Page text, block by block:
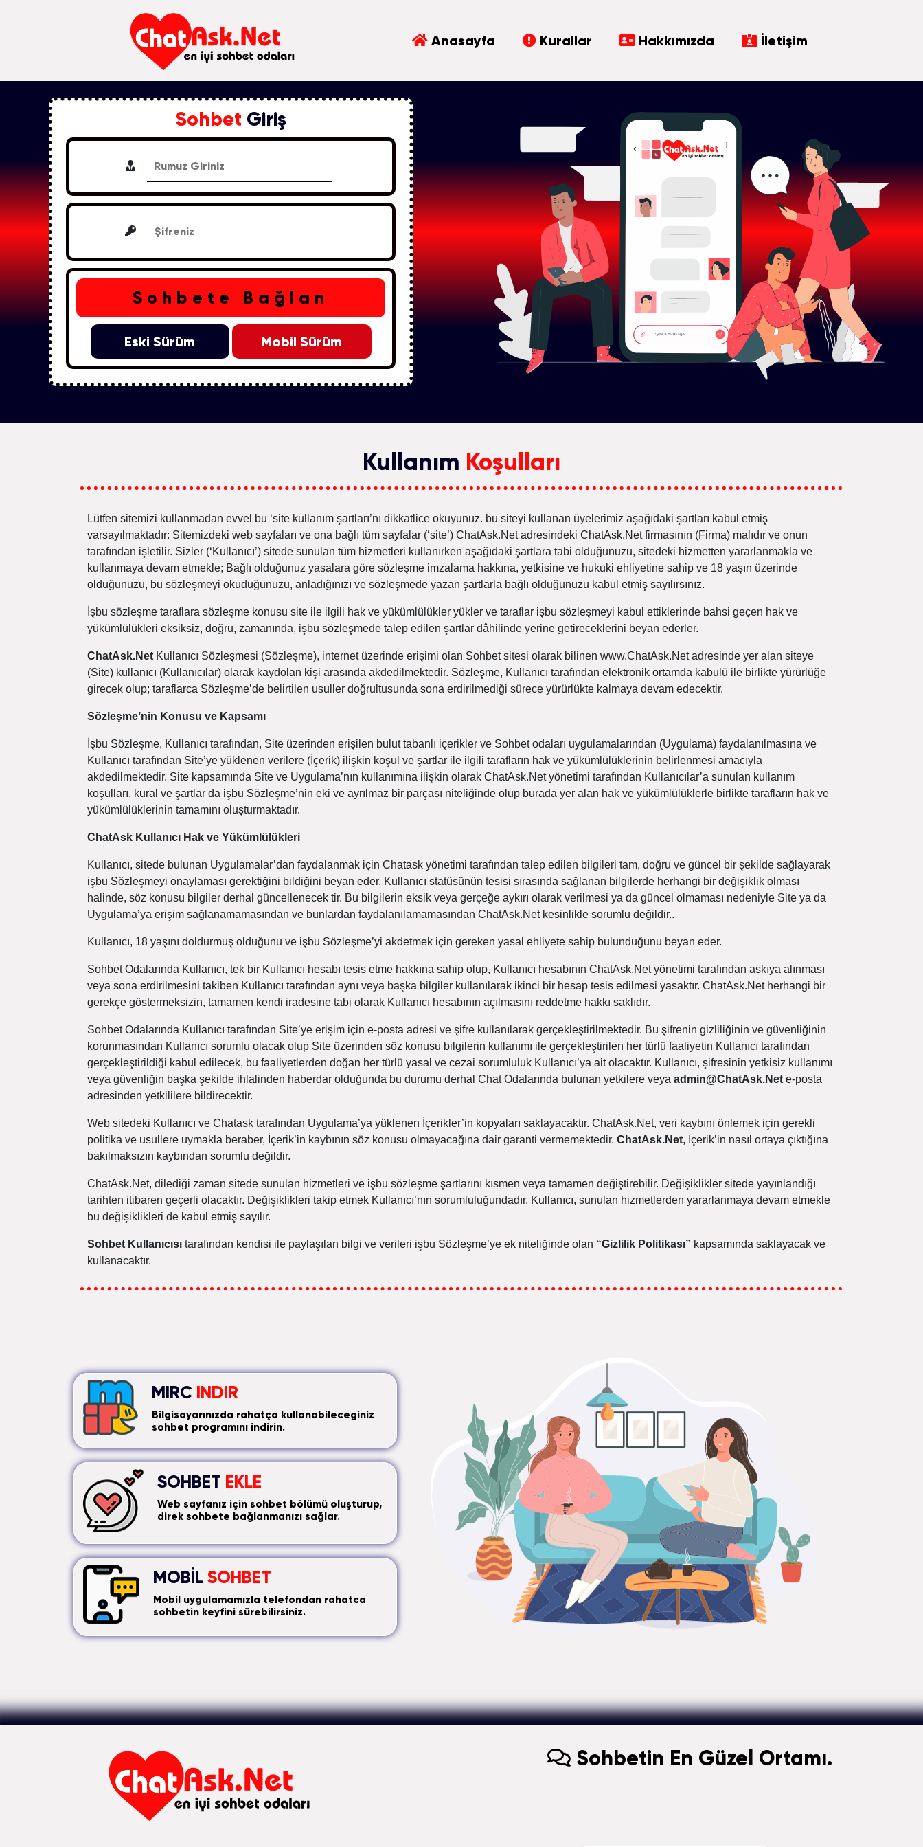
Anasayfa Kurallar Hakkımızda İletişim
Sohbet Giriş
Sohbete Bağlan
Eski Sürüm Mobil Sürüm
Kullanım Koşulları
Lütfen sitemizi kullanmadan evvel bu ‘site kullanım şartları’nı dikkatlice okuyunuz. bu siteyi kullanan üyelerimiz aşağıdaki şartları kabul etmiş
varsayılmaktadır: Sitemizdeki web sayfaları ve ona bağlı tüm sayfalar (‘site’) ChatAsk.Net adresindeki ChatAsk.Net firmasının (Firma) malıdır ve onun
tarafından işletilir. Sizler (‘Kullanıcı’) sitede sunulan tüm hizmetleri kullanırken aşağıdaki şartlara tabi olduğunuzu, sitedeki hizmetten yararlanmakla ve
kullanmaya devam etmekle; Bağlı olduğunuz yasalara göre sözleşme imzalama hakkına, yetkisine ve hukuki ehliyetine sahip ve 18 yaşın üzerinde
olduğunuzu, bu sözleşmeyi okuduğunuzu, anladığınızı ve sözleşmede yazan şartlarla bağlı olduğunuzu kabul etmiş sayılırsınız.
İşbu sözleşme taraflara sözleşme konusu site ile ilgili hak ve yükümlülükler yükler ve taraflar işbu sözleşmeyi kabul ettiklerinde bahsi geçen hak ve
yükümlülükleri eksiksiz, doğru, zamanında, işbu sözleşmede talep edilen şartlar dâhilinde yerine getireceklerini beyan ederler.
ChatAsk.Net Kullanıcı Sözleşmesi (Sözleşme), internet üzerinde erişimi olan Sohbet sitesi olarak bilinen www.ChatAsk.Net adresinde yer alan siteye
(Site) kullanıcı (Kullanıcılar) olarak kaydolan kişi arasında akdedilmektedir. Sözleşme, Kullanıcı tarafından elektronik ortamda kabulü ile birlikte yürürlüğe
girecek olup; taraflarca Sözleşme’de belirtilen usuller doğrultusunda sona erdirilmediği sürece yürürlükte kalmaya devam edecektir.
Sözleşme’nin Konusu ve Kapsamı
İşbu Sözleşme, Kullanıcı tarafından, Site üzerinden erişilen bulut tabanlı içerikler ve Sohbet odaları uygulamalarından (Uygulama) faydalanılmasına ve
Kullanıcı tarafından Site’ye yüklenen verilere (İçerik) ilişkin koşul ve şartlar ile ilgili tarafların hak ve yükümlülüklerinin belirlenmesi amacıyla
akdedilmektedir. Site kapsamında Site ve Uygulama’nın kullanımına ilişkin olarak ChatAsk.Net yönetimi tarafından Kullanıcılar’a sunulan kullanım
koşulları, kural ve şartlar da işbu Sözleşme’nin eki ve ayrılmaz bir parçası niteliğinde olup burada yer alan hak ve yükümlülüklerle birlikte tarafların hak ve
yükümlülüklerinin tamamını oluşturmaktadır.
ChatAsk Kullanıcı Hak ve Yükümlülükleri
Kullanıcı, sitede bulunan Uygulamalar’dan faydalanmak için Chatask yönetimi tarafından talep edilen bilgileri tam, doğru ve güncel bir şekilde sağlayarak
işbu Sözleşmeyi onaylaması gerektiğini bildiğini beyan eder. Kullanıcı statüsünün tesisi sırasında sağlanan bilgilerde herhangi bir değişiklik olması
halinde, söz konusu bilgiler derhal güncellenecek tir. Bu bilgilerin eksik veya gerçeğe aykırı olarak verilmesi ya da güncel olmaması nedeniyle Site ya da
Uygulama’ya erişim sağlanamamasından ve bunlardan faydalanılamamasından ChatAsk.Net kesinlikle sorumlu değildir..
Kullanıcı, 18 yaşını doldurmuş olduğunu ve işbu Sözleşme’yi akdetmek için gereken yasal ehliyete sahip bulunduğunu beyan eder.
Sohbet Odalarında Kullanıcı, tek bir Kullanıcı hesabı tesis etme hakkına sahip olup, Kullanıcı hesabının ChatAsk.Net yönetimi tarafından askıya alınması
veya sona erdirilmesini takiben Kullanıcı tarafından aynı veya başka bilgiler kullanılarak ikinci bir hesap tesis edilmesi yasaktır. ChatAsk.Net herhangi bir
gerekçe göstermeksizin, tamamen kendi iradesine tabi olarak Kullanıcı hesabının açılmasını reddetme hakkı saklıdır.
Sohbet Odalarında Kullanıcı tarafından Site’ye erişim için e-posta adresi ve şifre kullanılarak gerçekleştirilmektedir. Bu şifrenin gizliliğinin ve güvenliğinin
korunmasından Kullanıcı sorumlu olacak olup Site üzerinden söz konusu bilgilerin kullanımı ile gerçekleştirilen her türlü faaliyetin Kullanıcı tarafından
gerçekleştirildiği kabul edilecek, bu faaliyetlerden doğan her türlü yasal ve cezai sorumluluk Kullanıcı’ya ait olacaktır. Kullanıcı, şifresinin yetkisiz kullanımı
veya güvenliğin başka şekilde ihlalinden haberdar olduğunda bu durumu derhal Chat Odalarında bulunan yetkilere veya admin@ChatAsk.Net e-posta
adresinden yetkililere bildirecektir.
Web sitedeki Kullanıcı ve Chatask tarafından Uygulama’ya yüklenen İçerikler’in kopyaları saklayacaktır. ChatAsk.Net, veri kaybını önlemek için gerekli
politika ve usullere uymakla beraber, İçerik’in kaybının söz konusu olmayacağına dair garanti vermemektedir. ChatAsk.Net, İçerik’in nasıl ortaya çıktığına
bakılmaksızın kaybından sorumlu değildir.
ChatAsk.Net, dilediği zaman sitede sunulan hizmetleri ve işbu sözleşme şartlarını kısmen veya tamamen değiştirebilir. Değişiklikler sitede yayınlandığı
tarihten itibaren geçerli olacaktır. Değişiklikleri takip etmek Kullanıcı’nın sorumluluğundadır. Kullanıcı, sunulan hizmetlerden yararlanmaya devam etmekle
bu değişiklikleri de kabul etmiş sayılır.
Sohbet Kullanıcısı tarafından kendisi ile paylaşılan bilgi ve verileri işbu Sözleşme’ye ek niteliğinde olan “Gizlilik Politikası” kapsamında saklayacak ve
kullanacaktır.
MIRC INDIR
Bilgisayarınızda rahatça kullanabileceginiz
sohbet programını indirin.
SOHBET EKLE
Web sayfanız için sohbet bölümü oluşturup,
direk sohbete bağlanmanızı sağlar.
MOBİLSOHBET
Mobil uygulamamızla telefondan rahatca
sohbetin keyfini sürebilirsiniz.
Sohbetin En Güzel Ortamı.